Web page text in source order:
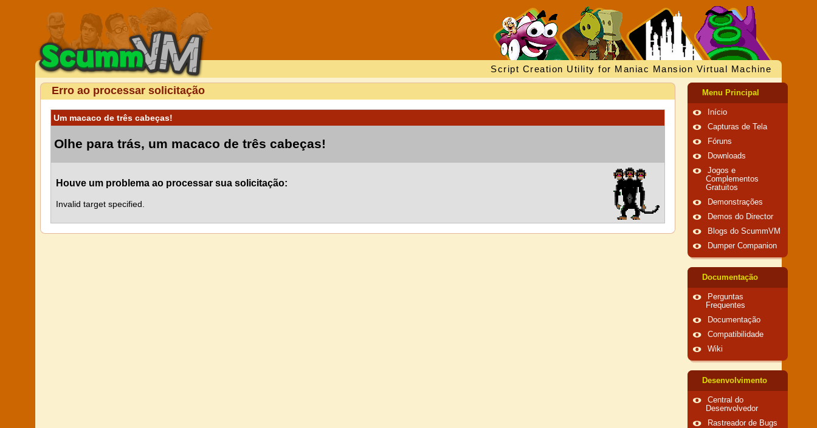
Script Creation Utility for Maniac Mansion Virtual Machine
Erro ao processar solicitação
Um macaco de três cabeças!
Olhe para trás, um macaco de três cabeças!
Houve um problema ao processar sua solicitação:
Invalid target specified.
Menu Principal
Início
Capturas de Tela
Fóruns
Downloads
Jogos e
Complementos
Gratuitos
Demonstrações
Demos do Director
Blogs do ScummVM
Dumper Companion
Documentação
Perguntas
Frequentes
Documentação
Compatibilidade
Wiki
Desenvolvimento
Central do
Desenvolvedor
Rastreador de Bugs